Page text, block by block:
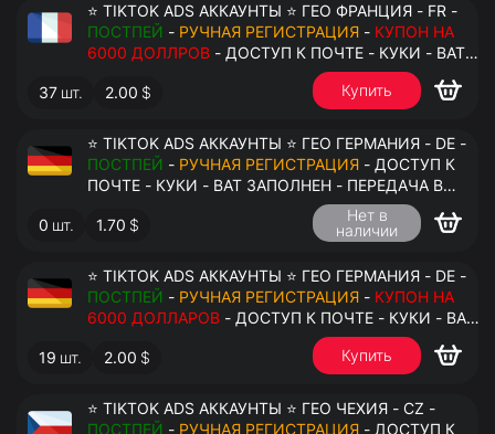
⭐ TIKTOK ADS АККАУНТЫ ⭐ ГЕО ФРАНЦИЯ - FR -
ПОСТПЕЙ - РУЧНАЯ РЕГИСТРАЦИЯ - КУПОН НА
6000 ДОЛЛРОВ - ДОСТУП К ПОЧТЕ - КУКИ - ВАТ
ЗАПОЛНЕН - ПЕРЕДАЧА В АНТИДЕТЕКТ
37 шт. 2.00 $ Купить
⭐ TIKTOK ADS АККАУНТЫ ⭐ ГЕО ГЕРМАНИЯ - DE -
ПОСТПЕЙ - РУЧНАЯ РЕГИСТРАЦИЯ - ДОСТУП К
ПОЧТЕ - КУКИ - ВАТ ЗАПОЛНЕН - ПЕРЕДАЧА В
0 шт. 1.70 $
Нет в
наличии
⭐ TIKTOK ADS АККАУНТЫ ⭐ ГЕО ГЕРМАНИЯ - DE -
ПОСТПЕЙ - РУЧНАЯ РЕГИСТРАЦИЯ - КУПОН НА
6000 ДОЛЛАРОВ - ДОСТУП К ПОЧТЕ - КУКИ - ВАТ
ЗАПОЛНЕН - ПЕРЕДАЧА В АНТИДЕТЕКТ
19 шт. 2.00 $ Купить
⭐ TIKTOK ADS АККАУНТЫ ⭐ ГЕО ЧЕХИЯ - CZ -
ПОСТПЕЙ - РУЧНАЯ РЕГИСТРАЦИЯ